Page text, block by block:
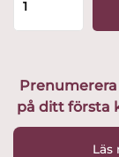
Mörkgrå
av
Glasprinsen
på ditt första
Läs